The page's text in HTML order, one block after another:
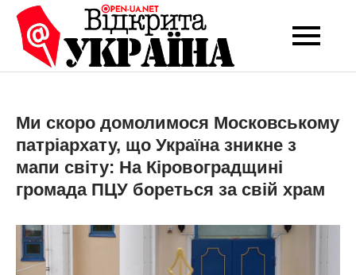
Перейти
вмісту
Open-UA
NET
Це ваше надійне
експертних думок
Ми скоро домолимося Московському
патріархату, що Україна зникне з
мапи світу: На Кіровоградщині
громада ПЦУ бореться за свій храм